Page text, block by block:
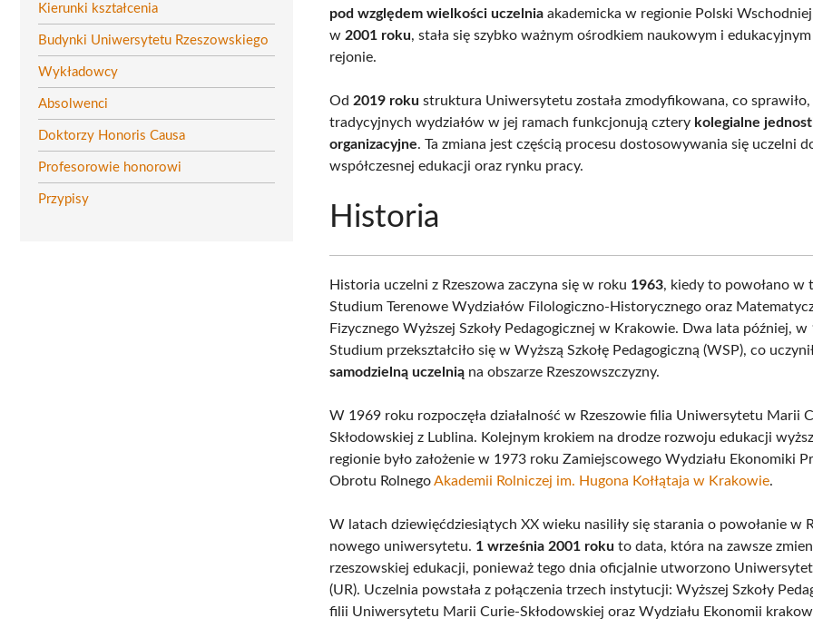
Kierunki kształcenia
Budynki Uniwersytetu Rzeszowskiego
Wykładowcy
Absolwenci
Doktorzy Honoris Causa
Profesorowie honorowi
Przypisy
pod względem wielkości uczelnia akademicka w regionie Polski
w 2001 roku, stała się szybko ważnym ośrodkiem naukowym i
rejonie.
Od 2019 roku struktura Uniwersytetu została zmodyfikowana, co sprawiło,
tradycyjnych wydziałów w jej ramach funkcjonują cztery kolegialne
organizacyjne. Ta zmiana jest częścią procesu dostosowywania się uczelni
współczesnej edukacji oraz rynku pracy.
Historia
Historia uczelni z Rzeszowa zaczyna się w roku 1963, kiedy to powołano w
Studium Terenowe Wydziałów Filologiczno-Historycznego oraz
Fizycznego Wyższej Szkoły Pedagogicznej w Krakowie. Dwa lata później, w
Studium przekształciło się w Wyższą Szkołę Pedagogiczną (WSP), co
samodzielną uczelnią na obszarze Rzeszowszczyzny.
W 1969 roku rozpoczęła działalność w Rzeszowie filia Uniwersytetu Marii
Skłodowskiej z Lublina. Kolejnym krokiem na drodze rozwoju edukacji
regionie było założenie w 1973 roku Zamiejscowego Wydziału Ekonomiki
Obrotu RolnegoAkademii Rolniczej im. Hugona Kołłątaja w Krakowie.
W latach dziewięćdziesiątych XX wieku nasiliły się starania o powołanie w
nowego uniwersytetu. 1 września 2001 roku to data, która na zawsze
rzeszowskiej edukacji, ponieważ tego dnia oficjalnie utworzono Uniwersytet
(UR). Uczelnia powstała z połączenia trzech instytucji: Wyższej Szkoły
filii Uniwersytetu Marii Curie-Skłodowskiej oraz Wydziału Ekonomii